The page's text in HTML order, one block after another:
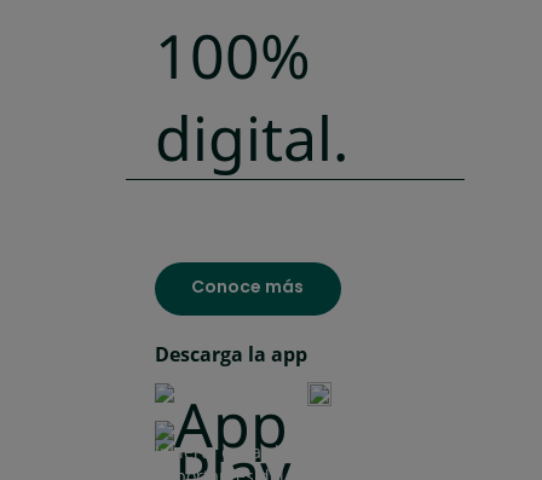
100%
digital.
Conoce más
Descarga la app
Invierte en las bolsas más
importantes del mundo con la única